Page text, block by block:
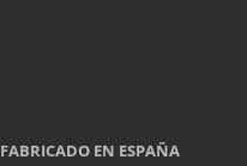
FABRICADO EN ESPAÑA